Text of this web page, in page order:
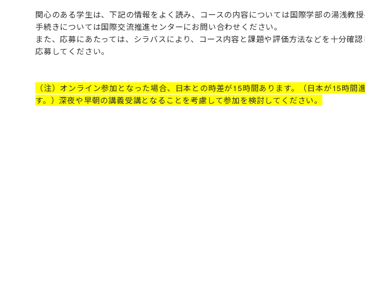
関心のある学生は、下記の情報をよく読み、コースの内容については国際学部の湯浅教
手続きについては国際交流推進センターにお問い合わせください。
また、応募にあたっては、シラバスにより、コース内容と課題や評価方法などを十分確認
応募してください。
（注）オンライン参加となった場合、日本との時差が15時間あります。（日本が15時間
す。）深夜や早朝の講義受講となることを考慮して参加を検討してください。